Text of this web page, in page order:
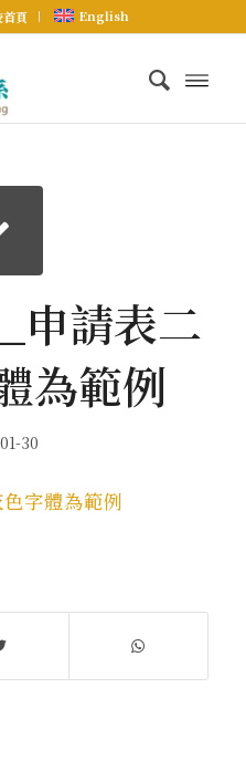
首頁 English
申請表二
為範例
30
字體為範例